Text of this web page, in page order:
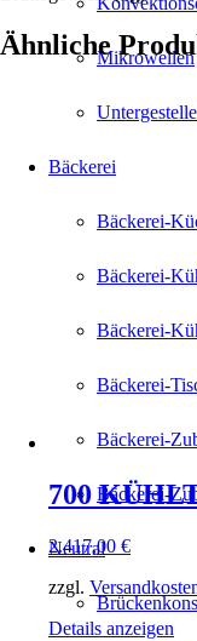
Mikrowellen
Bäckerei
Bäckerei-
Bäckerei-
Bäckerei-
Bäckerei-
Bäckerei-
Bäckerei-
Neutral
Ähnliche
700
2.417,00 €
zzgl.
Details anzeigen